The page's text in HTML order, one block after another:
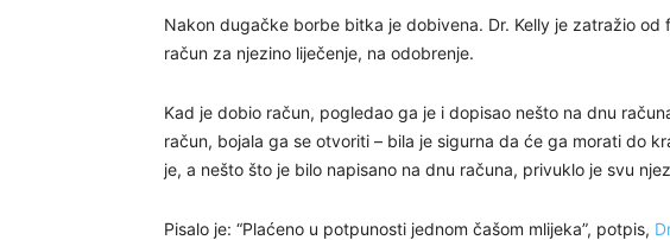
Nakon dugačke borbe bitka je dobivena. Dr. Kelly je zatražio
račun za njezino liječenje, na odobrenje.
Kad je dobio račun, pogledao ga je i dopisao nešto na dnu
račun, bojala ga se otvoriti – bila je sigurna da će ga morati do
je, a nešto što je bilo napisano na dnu računa, privuklo je svu
Pisalo je: “Plaćeno u potpunosti jednom čašom mlijeka”, potpis,